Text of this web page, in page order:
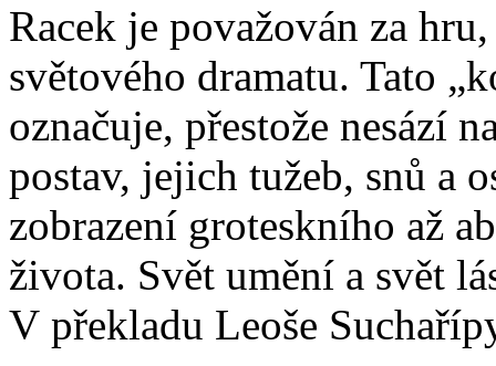
Racek je považován za
světového dramatu. Tato
označuje, přestože nesází
postav, jejich tužeb, snů a
zobrazení groteskního až
života. Svět umění a svět
V překladu Leoše